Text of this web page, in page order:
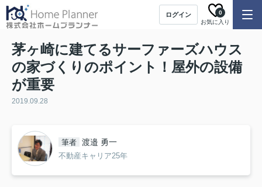
ログイン
お気に入り
0
茅ヶ崎に建てるサーファーズハウス
の家づくりのポイント！屋外の設備
が重要
2019.09.28
筆者 渡邉 勇一
不動産キャリア25年